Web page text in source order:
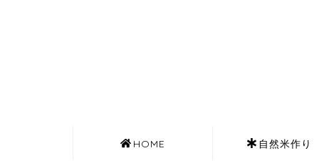
HOME 自然米作り